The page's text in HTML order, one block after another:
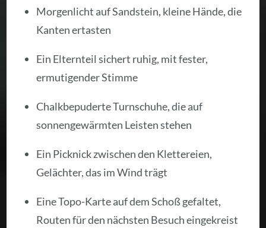
Morgenlicht auf Sandstein, kleine Hände, die
Kanten ertasten
Ein Elternteil sichert ruhig, mit fester,
ermutigender Stimme
Chalkbepuderte Turnschuhe, die auf
sonnengewärmten Leisten stehen
Ein Picknick zwischen den Klettereien,
Gelächter, das im Wind trägt
Eine Topo-Karte auf dem Schoß gefaltet,
Routen für den nächsten Besuch eingekreist